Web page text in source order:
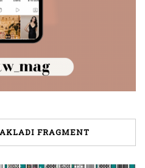
FRAGMENT